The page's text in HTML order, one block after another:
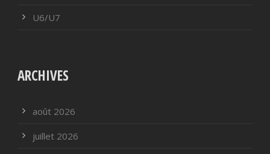
U6/U7
ARCHIVES
août 2026
juillet 2026